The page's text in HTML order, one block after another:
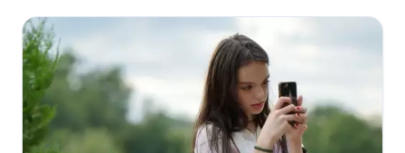
takový svět nám pomáhá budovat foto překladač...